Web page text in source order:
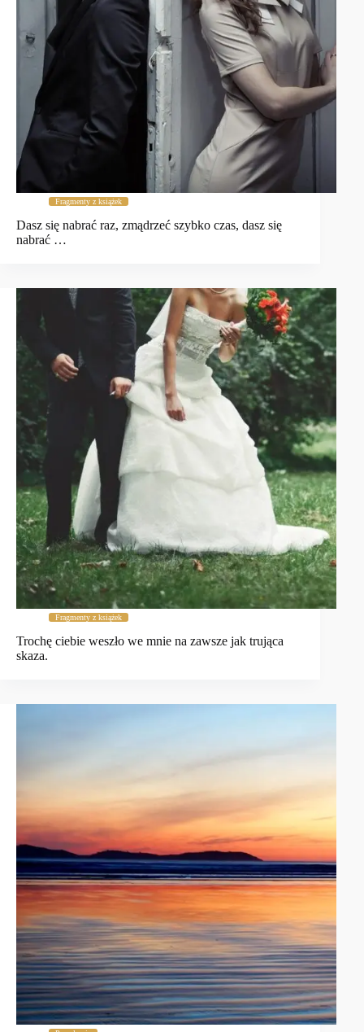
Fragmenty z książek
Dasz się nabrać raz, zmądrzeć szybko czas, dasz się
nabrać …
Fragmenty z książek
Trochę ciebie weszło we mnie na zawsze jak trująca
skaza.